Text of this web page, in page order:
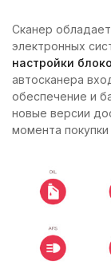
Сканер
электронных
настройки
автосканера
обеспечение и
новые версии
момента